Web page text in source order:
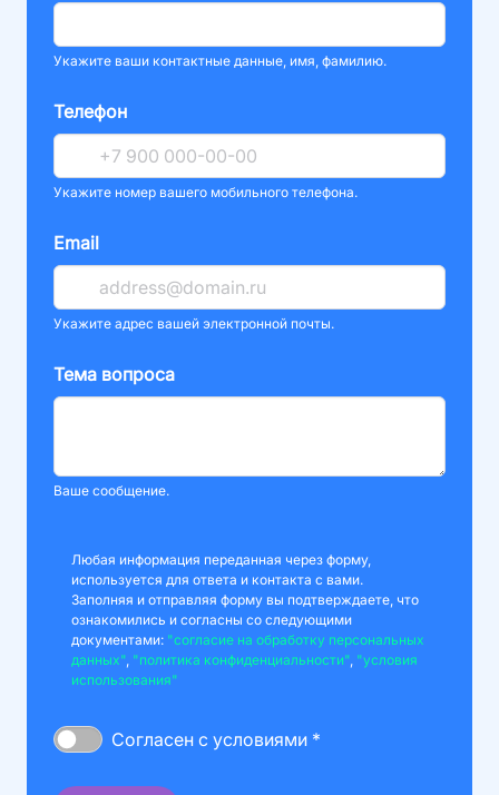
Укажите ваши контактные данные, имя, фамилию.
Телефон
Укажите номер вашего мобильного телефона.
Email
Укажите адрес вашей электронной почты.
Тема вопроса
Ваше сообщение.
Любая информация переданная через форму,
используется для ответа и контакта с вами.
Заполняя и отправляя форму вы подтверждаете, что
ознакомились и согласны со следующими
документами: "согласие на обработку персональных
данных" "политика конфиденциальности" "условия
использования"
Согласен с условиями *